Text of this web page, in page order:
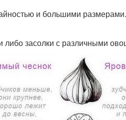
и большими
либо засолки с различными